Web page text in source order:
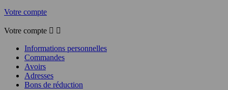
Votre compte
Votre compte  
Informations personnelles
Commandes
Avoirs
Adresses
Bons de réduction